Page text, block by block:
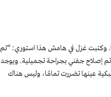
وكتبت غزل في هامش هذا استوري: “تم
من عيني بعد عملية جراحية استمرت 3 ساعات، وتم إصلاح جفني بجراحة تجميلية. ويوجد
شبكية عينها تضررت تمامًا، وليس هناك